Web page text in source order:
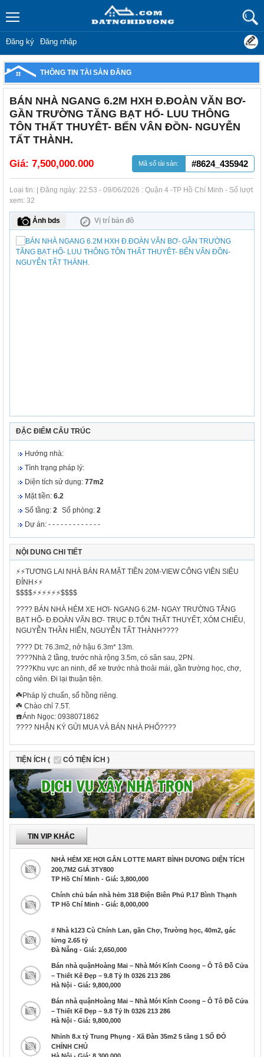
Đăng ký Đăng nhập
THÔNG TIN TÀI SẢN ĐĂNG
BÁN NHÀ NGANG 6.2M HXH Đ.ĐOÀN VĂN BƠ-
GẦN TRƯỜNG TĂNG BẠT HỔ- LUU THÔNG
TÔN THẤT THUYÊT- BẾN VÂN ĐỒN- NGUYỄN
TẤT THÀNH.
Giá: 7,500,000.000 Mã số tài sản: #8624_435942
Loại tin: | Đăng ngày: 22:53 - 09/06/2026 : Quận 4 -TP Hồ Chí Minh - Số lượt
xem: 32
Ảnh bds Vị trí bản đồ
ĐẶC ĐIỂM CẤU TRÚC
Hướng nhà:
Tình trạng pháp lý:
Diện tích sử dụng: 77m2
Mặt tiền: 6.2
Số tầng: 2 Số phòng: 2
Dự án: - - - - - - - - - - - - -
NỘI DUNG CHI TIẾT
⚡️⚡️TƯƠNG LAI NHÀ BÁN RA MẶT TIỀN 20M-VIEW CÔNG VIÊN SIÊU
ĐỈNH⚡️⚡️
$$$$⚡️⚡️⚡️⚡️⚡️⚡️$$$$
???? BÁN NHÀ HẺM XE HƠI- NGANG 6.2M- NGAY TRƯỜNG TĂNG
BẠT HỔ- Đ.ĐOÀN VĂN BƠ- TRỤC Đ.TÔN THẤT THUYẾT, XÓM CHIẾU,
NGUYỄN THẦN HIẾN, NGUYỄN TẤT THÀNH????
???? Dt: 76.3m2, nở hậu 6.3m* 13m.
????Nhà 2 tầng, trước nhà rộng 3.5m, có sân sau, 2PN.
????Khu vực an ninh, để xe trước nhà thoải mái, gần trường học, chợ,
công viên. Đi lại thuận tiện.
☘️Pháp lý chuẩn, sổ hồng riêng.
☘️ Chào chỉ 7.5T.
☎️Ánh Ngọc: 0938071862
???? NHẬN KÝ GỬI MUA VÀ BÁN NHÀ PHỐ????
TIỆN ÍCH ( CÓ TIỆN ÍCH )
TIN VIP KHÁC
NHÀ HẺM XE HƠI GÂN LOTTE MART BÌNH DƯƠNG DIỆN TÍCH
200,7M2 GIÁ 3TY800
TP Hồ Chí Minh - Giá: 3,800,000
Chính chủ bán nhà hẻm 318 Điện Biên Phủ P.17 Bình Thạnh
TP Hồ Chí Minh - Giá: 8,000,000
# Nhà k123 Cù Chính Lan, gần Chợ, Trường học, 40m2, gác
lửng 2.65 tỷ
Đà Nẵng - Giá: 2,650,000
Bán nhà quậnHoàng Mai – Nhà Mới Kính Coong – Ô Tô Đỗ Cửa
– Thiết Kế Đẹp – 9.8 Tỷ lh 0326 213 286
Hà Nội - Giá: 9,800,000
Bán nhà quậnHoàng Mai – Nhà Mới Kính Coong – Ô Tô Đỗ Cửa
– Thiết Kế Đẹp – 9.8 Tỷ lh 0326 213 286
Hà Nội - Giá: 9,800,000
Nhỉnh 8.x tỷ Trung Phụng - Xã Đàn 35m2 5 tầng 1 SỔ ĐỎ
CHÍNH CHỦ